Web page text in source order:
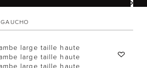
Chaussures
Soldes
Prêt à reporter
GAUCHO